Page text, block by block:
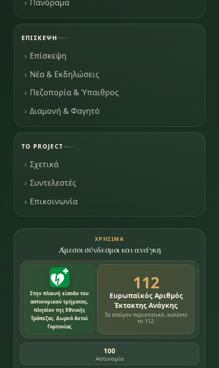
Πανόραμα
ΕΠΊΣΚΕΨΗ
Επίσκεψη
Νέα & Εκδηλώσεις
Πεζοπορία & Ύπαιθρος
Διαμονή & Φαγητό
ΤΟ PROJECT
Σχετικά
Συντελεστές
Επικοινωνία
ΧΡΉΣΙΜΑ
Άμεσοι σύνδεσμοι και ανάγκη
Στην πλαινή είσοδο του
αστυνομικού τμήματος,
πλησίον της Εθνικής
Τράπεζας. Δωρεά Αετοί
Γορτυνίας
112
Ευρωπαϊκός Αριθμός
Έκτακτης Ανάγκης
Σε επείγον περιστατικό, καλέστε
το 112.
100
Αστυνομία